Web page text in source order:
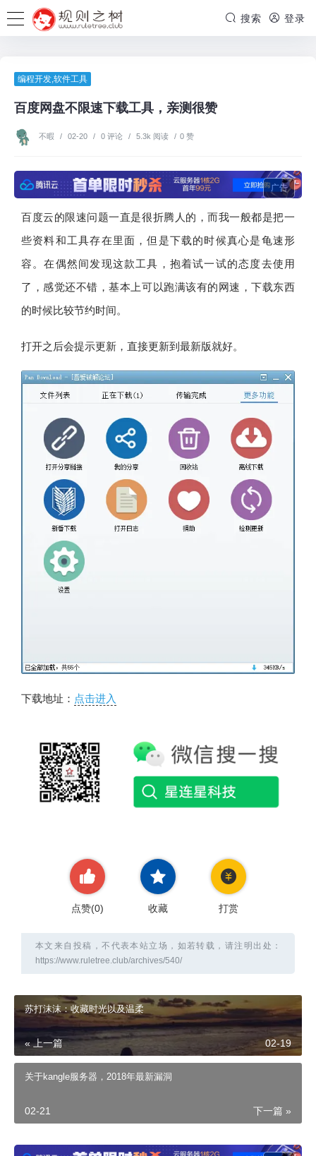
搜索 登录
编程开发,软件工具
百度网盘不限速下载工具，亲测很赞
不暇 / 02-20 / 0 评论 / 5.3k 阅读 / 0 赞
广告
百度云的限速问题一直是很折腾人的，而我一般都是把一
些资料和工具存在里面，但是下载的时候真心是龟速形
容。在偶然间发现这款工具，抱着试一试的态度去使用
了，感觉还不错，基本上可以跑满该有的网速，下载东西
的时候比较节约时间。
打开之后会提示更新，直接更新到最新版就好。
下载地址： 点击进入
点赞(0) 收藏 打赏
本文来自投稿，不代表本站立场，如若转载，请注明出处：
https://www.ruletree.club/archives/540/
苏打沫沫：收藏时光以及温柔
« 上一篇 02-19
关于kangle服务器，2018年最新漏洞
下一篇 »
02-21